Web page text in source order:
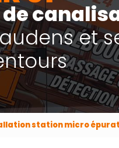
et
station micro